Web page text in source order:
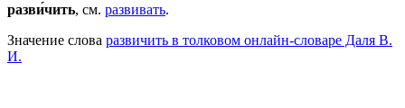
разви́чить, см. развивать.
Значение слова развичить в толковом онлайн-словаре Даля В.
И.